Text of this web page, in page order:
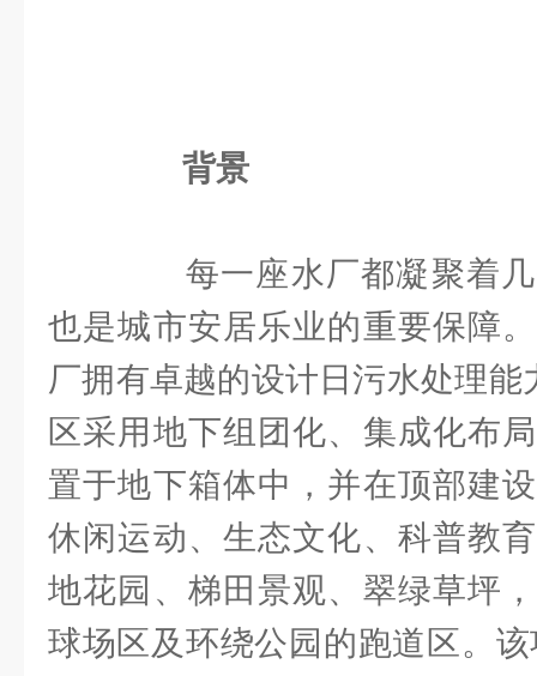
背景
每一座水厂都凝聚着几
也是城市安居乐业的重要保障
厂拥有卓越的设计日污水处理
区采用地下组团化、集成化布
置于地下箱体中，并在顶部建
休闲运动、生态文化、科普教
地花园、梯田景观、翠绿草坪
球场区及环绕公园的跑道区。